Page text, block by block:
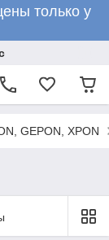
только у
GEPON, XPON